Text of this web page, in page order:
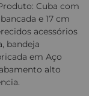
Cuba com
e 17 cm
acessórios
bandeja
em Aço
alto